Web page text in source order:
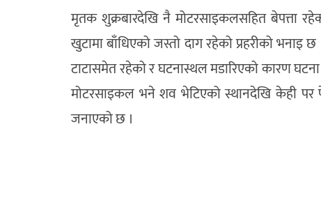
मृतक शुक्रबारदेखि नै मोटरसाइकलसहित बेपत्ता
खुटामा बाँधिएको जस्तो दाग रहेको प्रहरीको
टाटासमेत रहेको र घटनास्थल मडारिएको कारण
मोटरसाइकल भने शव भेटिएको स्थानदेखि केही पर
जनाएको छ ।